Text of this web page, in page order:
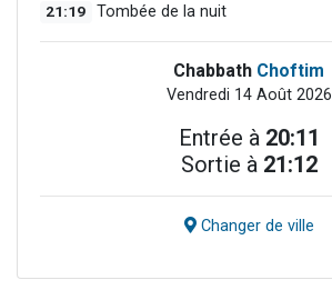
21:19 Tombée de la nuit
Chabbath Choftim
Vendredi 14 Août 2026
Entrée à 20:11
Sortie à 21:12
Changer de ville